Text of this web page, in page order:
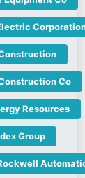
Co
Resources
Group